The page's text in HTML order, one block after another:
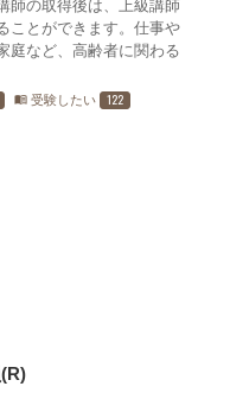
師の取得後は、上級講師
ことができます。仕事や
庭など、高齢者に関わる
menu_book 受験したい 122